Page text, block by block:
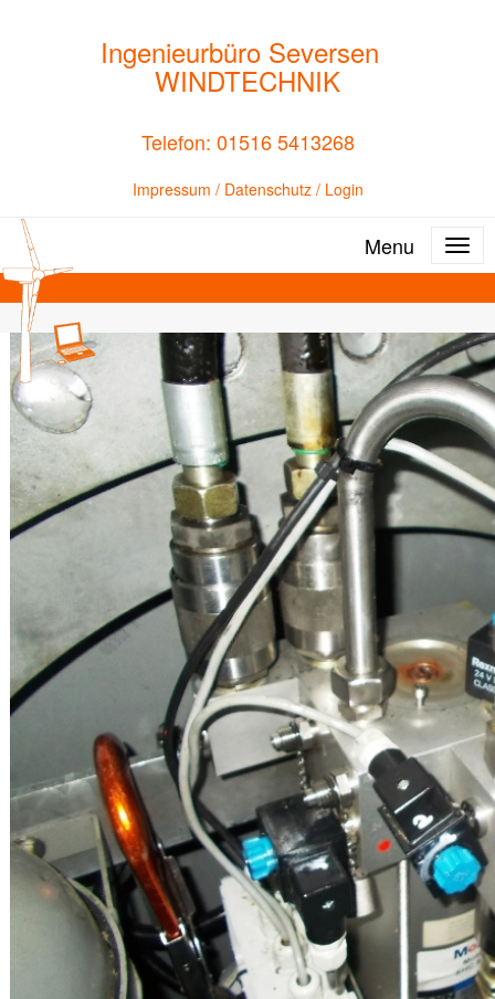
Ingenieurbüro Seversen
WINDTECHNIK
Telefon: 01516 5413268
Impressum / Datenschutz/ Login
Menu